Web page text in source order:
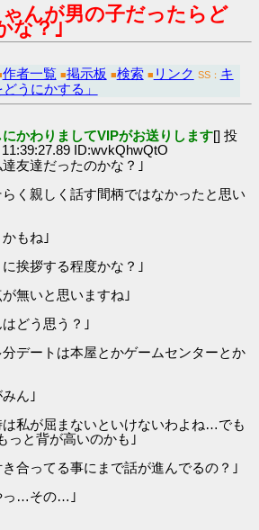
んが男の子だったらど
な？｣
作者一覧 ■掲示板 ■検索 ■ リンク SS： キ
うにかする」
にかわりましてVIPがお送りします[] 投
ID:wvkQhwQtO
友達だったのかな？｣
く親しく話す間柄ではなかったと思い
もね｣
挨拶する程度かな？｣
無いと思いますね｣
どう思う？｣
デートは本屋とかゲームセンターとか
ん｣
私が屈まないといけないわよね…でも
っと背が高いのかも｣
合ってる事にまで話が進んでるの？｣
っ…その…｣